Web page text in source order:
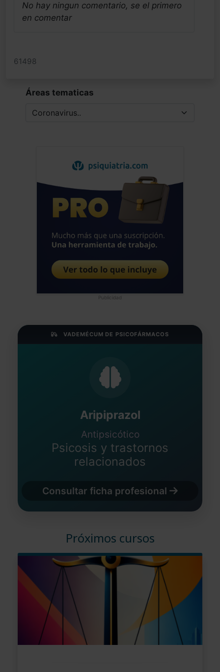
No hay ningun comentario, se el primero
en comentar
61498
Áreas tematicas
Publicidad
VADEMÉCUM DE PSICOFÁRMACOS
Aripiprazol
Antipsicótico
Psicosis y trastornos
relacionados
Consultar ficha profesional
Próximos cursos